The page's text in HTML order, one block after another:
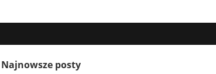
Najnowsze posty